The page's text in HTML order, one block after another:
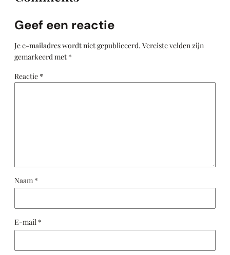
Geef een reactie
Je e-mailadres wordt niet gepubliceerd. Vereiste velden zijn
gemarkeerd met *
Reactie *
Naam *
E-mail *